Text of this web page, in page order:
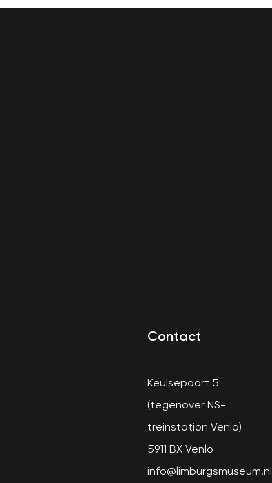
Contact
Keulsepoort 5
(tegenover NS-
treinstation Venlo)
5911 BX Venlo
info@limburgsmuseum.nl